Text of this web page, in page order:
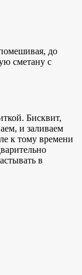
до
сметану с
Бисквит,
и заливаем
к тому времени
в